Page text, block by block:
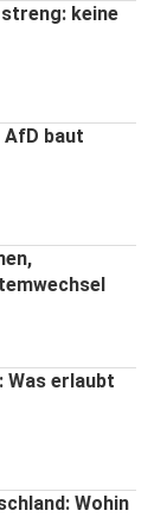
keine
AfD baut
Was erlaubt
Wohin